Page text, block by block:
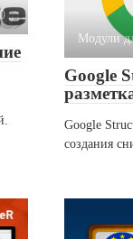
Модули
Google
Google
создания